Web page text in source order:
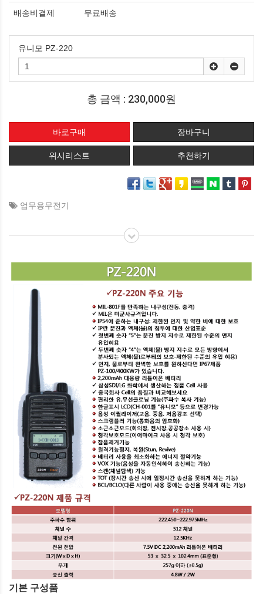
배송비결제 무료배송
유니모 PZ-220
총 금액 : 230,000원
위시리스트 추천하기
업무용무전기
기본 구성품